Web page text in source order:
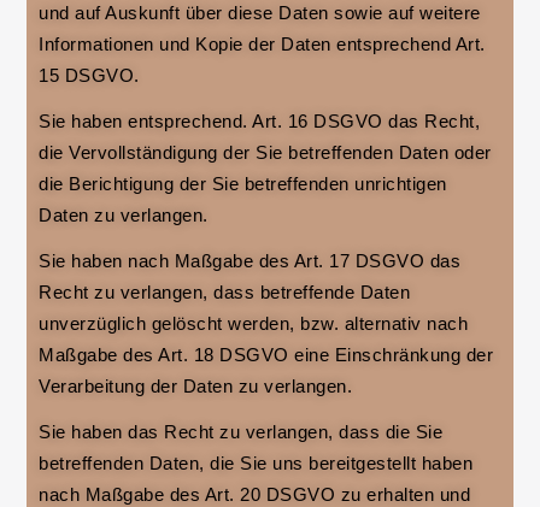
und auf Auskunft über diese Daten sowie auf weitere
Informationen und Kopie der Daten entsprechend Art.
15 DSGVO.
Sie haben entsprechend. Art. 16 DSGVO das Recht,
die Vervollständigung der Sie betreffenden Daten oder
die Berichtigung der Sie betreffenden unrichtigen
Daten zu verlangen.
Sie haben nach Maßgabe des Art. 17 DSGVO das
Recht zu verlangen, dass betreffende Daten
unverzüglich gelöscht werden, bzw. alternativ nach
Maßgabe des Art. 18 DSGVO eine Einschränkung der
Verarbeitung der Daten zu verlangen.
Sie haben das Recht zu verlangen, dass die Sie
betreffenden Daten, die Sie uns bereitgestellt haben
nach Maßgabe des Art. 20 DSGVO zu erhalten und